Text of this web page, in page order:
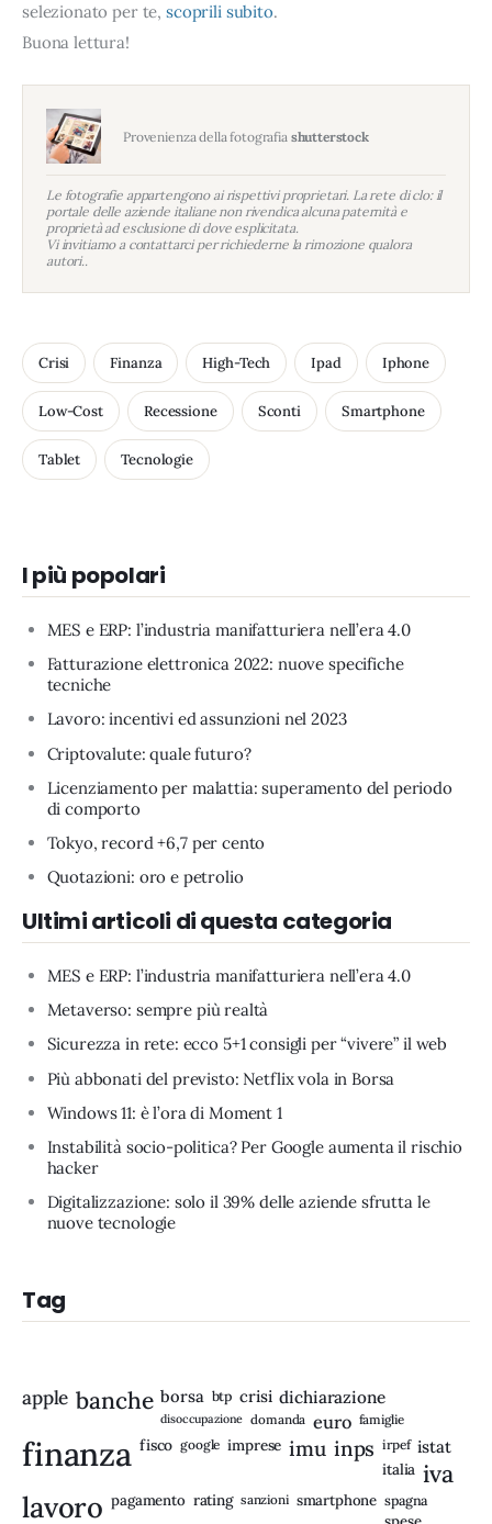
selezionato per te, scoprili subito.
Buona lettura!
Provenienza della fotografia shutterstock
Le fotografie appartengono ai rispettivi proprietari. La rete di clo: il
portale delle aziende italiane non rivendica alcuna paternità e
proprietà ad esclusione di dove esplicitata.
Vi invitiamo a contattarci per richiederne la rimozione qualora
autori..
Crisi Finanza High-Tech Ipad Iphone
Low-Cost Recessione Sconti Smartphone
Tablet Tecnologie
I più popolari
MES e ERP: l’industria manifatturiera nell’era 4.0
Fatturazione elettronica 2022: nuove specifiche
tecniche
Lavoro: incentivi ed assunzioni nel 2023
Criptovalute: quale futuro?
Licenziamento per malattia: superamento del periodo
di comporto
Tokyo, record +6,7 per cento
Quotazioni: oro e petrolio
Ultimi articoli di questa categoria
MES e ERP: l’industria manifatturiera nell’era 4.0
Metaverso: sempre più realtà
Sicurezza in rete: ecco 5+1 consigli per “vivere” il web
Più abbonati del previsto: Netflix vola in Borsa
Windows 11: è l’ora di Moment 1
Instabilità socio-politica? Per Google aumenta il rischio
hacker
Digitalizzazione: solo il 39% delle aziende sfrutta le
nuove tecnologie
Tag
apple banche borsa btp crisi dichiarazione
disoccupazione domanda euro famiglie
finanza fisco google imprese imu inps irpef istat
italia iva
lavoro pagamento rating sanzioni smartphone spagna